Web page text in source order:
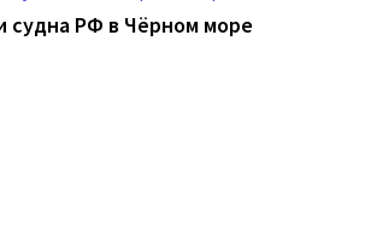
судна РФ в Чёрном море